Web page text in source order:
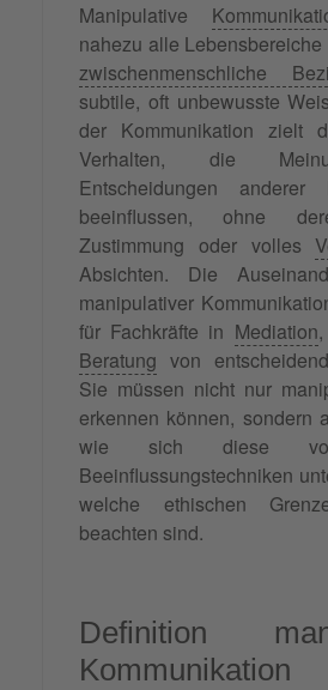
Manipulative
nahezu alle
zwischenmenschliche
subtile, oft unbewusste
der Kommunikation zielt
Verhalten, die
Entscheidungen anderer
beeinflussen, ohne
Zustimmung oder volles
Absichten. Die
manipulativer
für Fachkräfte in Mediation,
Beratung von
Sie müssen nicht nur
erkennen können, sondern
wie sich diese
Beeinflussungstechniken
welche ethischen
beachten sind.
Definition
Kommunikation